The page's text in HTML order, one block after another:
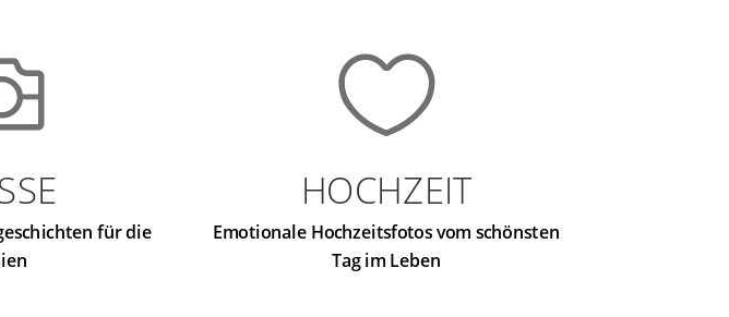
für die

HOCHZEIT
Emotionale Hochzeitsfotos vom schönsten
Tag im Leben